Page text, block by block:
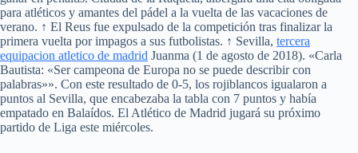
para atléticos y amantes del pádel a la vuelta de las vacaciones de
verano. ↑ El Reus fue expulsado de la competición tras finalizar la
primera vuelta por impagos a sus futbolistas. ↑ Sevilla, tercera
equipacion atletico de madrid Juanma (1 de agosto de 2018). «Carla
Bautista: «Ser campeona de Europa no se puede describir con
palabras»». Con este resultado de 0-5, los rojiblancos igualaron a
puntos al Sevilla, que encabezaba la tabla con 7 puntos y había
empatado en Balaídos. El Atlético de Madrid jugará su próximo
partido de Liga este miércoles.